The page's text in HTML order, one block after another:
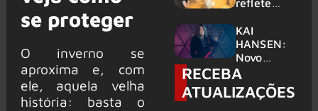
se proteger
O inverno se
aproxima e, com
ele, aquela velha
história: basta o
reflete
futuro e
levanta
possibilida
de de
deixar os
palcos
KAI
HANSEN:
Novo
single
‘Welcome
To Life’ é
RECEBA
ATUALIZAÇÕES